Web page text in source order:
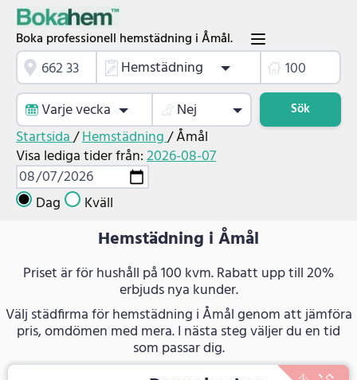
Boka professionell hemstädning i Åmål.
Hemstädning
Varje vecka
Nej Sök
Startsida/Hemstädning/Åmål
Visa lediga tider från:2026-08-07
Dag Kväll
Hemstädning i Åmål
Priset är för hushåll på 100 kvm. Rabatt upp till 20%
erbjuds nya kunder.
Välj städfirma för hemstädning i Åmål genom att jämföra
pris, omdömen med mera. I nästa steg väljer du en tid
som passar dig.